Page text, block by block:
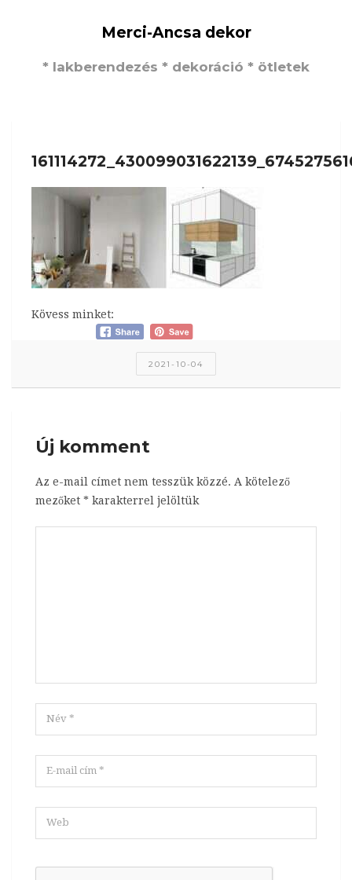
Merci-Ancsa dekor
* lakberendezés * dekoráció * ötletek
Kövess minket:
2021-10-04
Új komment
Az e-mail címet nem tesszük közzé. A kötelező
mezőket * karakterrel jelöltük